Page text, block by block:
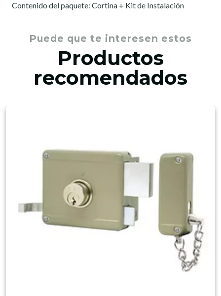
Contenido del paquete: Cortina + Kit de Instalación
Puede que te interesen estos
Productos
recomendados